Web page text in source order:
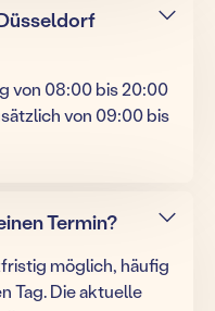
von 08:00 bis 20:00
von 09:00 bis
Termin?
möglich, häufig
Tag. Die aktuelle